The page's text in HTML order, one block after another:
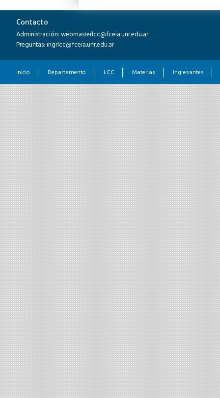
Contacto
Administración: webmasterlcc@fceia.unr.edu.ar
Preguntas: ingrlcc@fceia.unr.edu.ar
Inicio Departamento LCC Materias Ingresantes